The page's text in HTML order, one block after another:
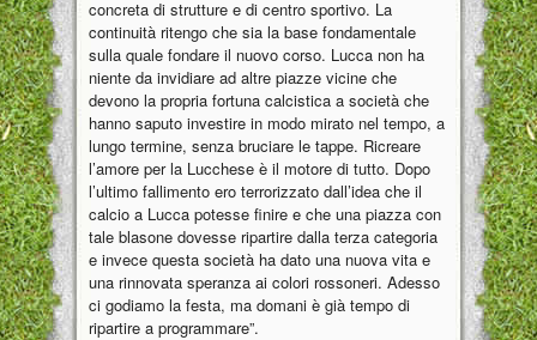
concreta di strutture e di centro sportivo. La
continuità ritengo che sia la base fondamentale
sulla quale fondare il nuovo corso. Lucca non ha
niente da invidiare ad altre piazze vicine che
devono la propria fortuna calcistica a società che
hanno saputo investire in modo mirato nel tempo, a
lungo termine, senza bruciare le tappe. Ricreare
l’amore per la Lucchese è il motore di tutto. Dopo
l’ultimo fallimento ero terrorizzato dall’idea che il
calcio a Lucca potesse finire e che una piazza con
tale blasone dovesse ripartire dalla terza categoria
e invece questa società ha dato una nuova vita e
una rinnovata speranza ai colori rossoneri. Adesso
ci godiamo la festa, ma domani è già tempo di
ripartire a programmare”.